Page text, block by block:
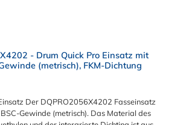
- Drum Quick Pro Einsatz mit
(metrisch), FKM-Dichtung
Der DQPRO2056X4202 Fasseinsatz
Gewinde (metrisch). Das Material des